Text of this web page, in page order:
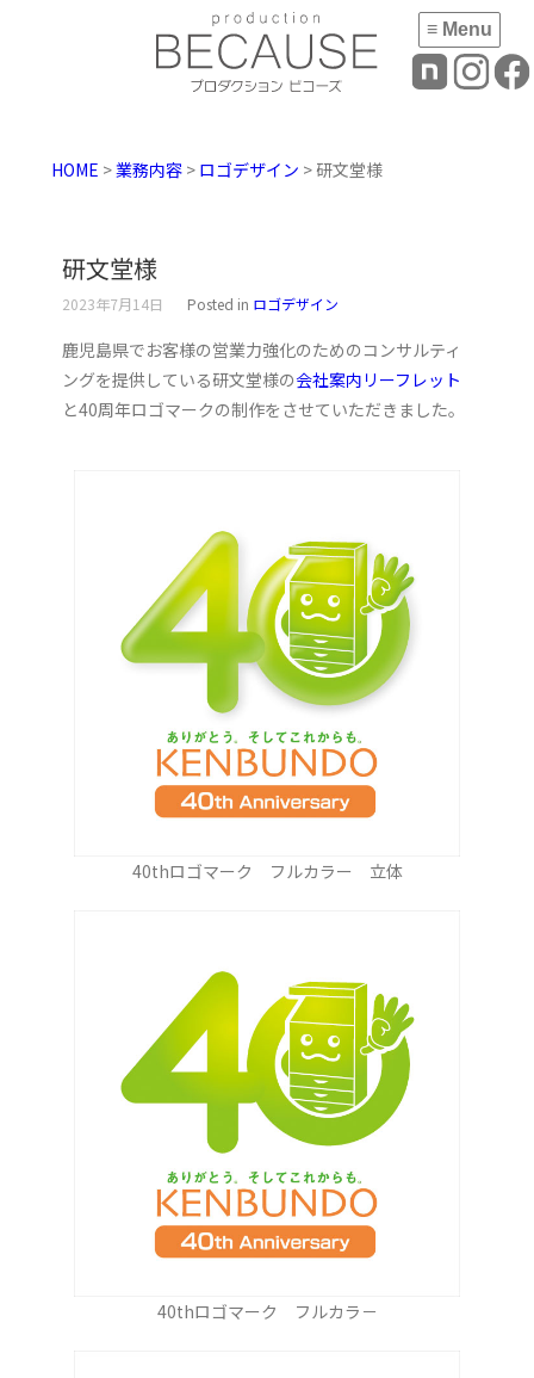
≡ Menu
HOME >業務内容 > ロゴデザイン > 研文堂様
研文堂様
2023年7月14日 Posted in ロゴデザイン
鹿児島県でお客様の営業力強化のためのコンサルティ
ングを提供している研文堂様の会社案内リーフレット
と40周年ロゴマークの制作をさせていただきました。
40thロゴマーク フルカラー 立体
40thロゴマーク フルカラ－